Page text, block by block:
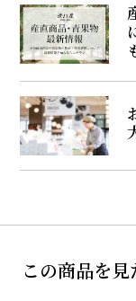
この商品を